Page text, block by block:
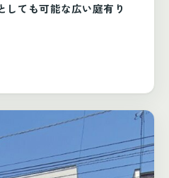
しても可能な広い庭有り